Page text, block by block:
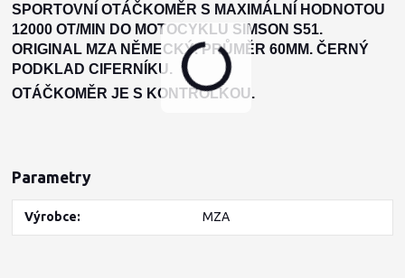
SPORTOVNÍ OTÁČKOMĚR S MAXIMÁLNÍ HODNOTOU
12000 OT/MIN DO MOTOCYKLU SIMSON S51.
ORIGINAL MZA NĚMECKÝ. PRŮMĚR 60MM. ČERNÝ
PODKLAD CIFERNÍKU.
OTÁČKOMĚR JE S KONTROLKOU.
Parametry
Výrobce MZA